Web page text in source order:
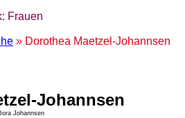
Frauen
» Dorothea Maetzel-Johannsen
Johannsen
Johannsen